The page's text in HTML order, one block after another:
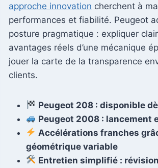
approche innovation cherchent à
performances et fiabilité. Peugeot
posture pragmatique : expliquer
avantages réels d’une mécanique
jouer la carte de la transparence
clients.
Peugeot 208 : disponible
Peugeot 2008 : lancement
Accélérations franches
géométrique variable
Entretien simplifié :